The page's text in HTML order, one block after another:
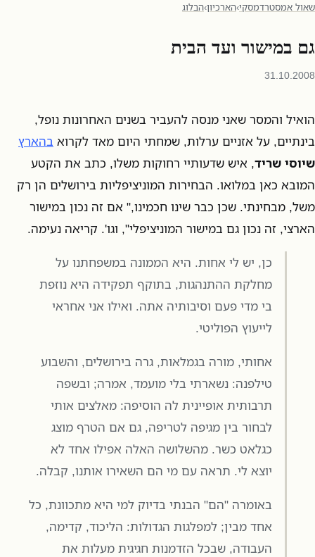
שאול אמסטרדמסקי›הארכיון›הבלוג
גם במישור ועד הבית
31.10.2008
הואיל והמסר שאני מנסה להעביר בשנים האחרונות נופל,
בינתיים, על אזניים ערלות, שמחתי היום מאד לקרוא בהארץ
שיוסי שריד, איש שדעותיי רחוקות משלו, כתב את הקטע
המובא כאן במלואו. הבחירות המוניציפליות בירושלים הן רק
משל, מבחינתי. שכן כבר שינו חכמינו," אם זה נכון במישור
הארצי, זה נכון גם במישור המוניציפלי", וגו'. קריאה נעימה.
כן, יש לי אחות. היא הממונה במשפחתנו על
מחלקת ההתנהגות, בתוקף תפקידה היא נוזפת
בי מדי פעם וסיבותיה אתה. ואילו אני אחראי
לייעוץ הפוליטי.
אחותי, מורה בגמלאות, גרה בירושלים, והשבוע
טילפנה: נשארתי בלי מועמד, אמרה; ובשפה
תרבותית אופיינית לה הוסיפה: מאלצים אותי
לבחור בין מגיפה לטריפה, גם אם הטרף מוצג
כגלאט כשר. מהשלושה האלה אפילו אחד לא
יוצא לי. תראה עם מי הם השאירו אותנו, קבלה.
באומרה "הם" הבנתי בדיוק למי היא מתכוונת, כל
אחד מבין; למפלגות הגדולות: הליכוד, קדימה,
העבודה, שבכל הזדמנות חגיגית מעלות את